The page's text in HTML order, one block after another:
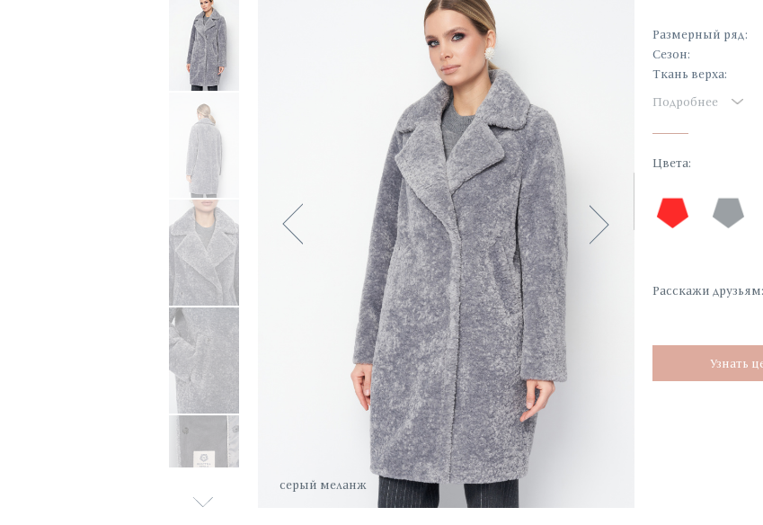
серый меланж
Размерный ряд:
Сезон:
Ткань верха:
Подробнее
Цвета:
Расскажи друзьям:
Узнать